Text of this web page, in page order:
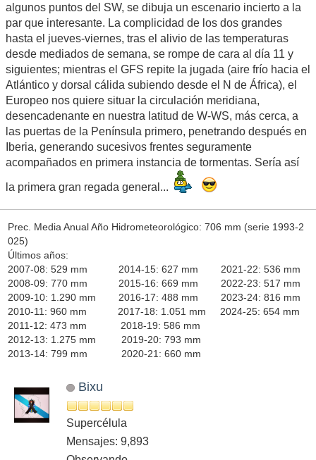
algunos puntos del SW, se dibuja un escenario incierto a la
par que interesante. La complicidad de los dos grandes
hasta el jueves-viernes, tras el alivio de las temperaturas
desde mediados de semana, se rompe de cara al día 11 y
siguientes; mientras el GFS repite la jugada (aire frío hacia el
Atlántico y dorsal cálida subiendo desde el N de África), el
Europeo nos quiere situar la circulación meridiana,
desencadenante en nuestra latitud de W-WS, más cerca, a
las puertas de la Península primero, penetrando después en
Iberia, generando sucesivos frentes seguramente
acompañados en primera instancia de tormentas. Sería así
la primera gran regada general...
Prec. Media Anual Año Hidrometeorológico: 706 mm (serie 1993-2
025)
Últimos años:
2007-08: 529 mm 2014-15: 627 mm 2021-22: 536 mm
2008-09: 770 mm 2015-16: 669 mm 2022-23: 517 mm
2009-10: 1.290 mm 2016-17: 488 mm 2023-24: 816 mm
2010-11: 960 mm 2017-18: 1.051 mm 2024-25: 654 mm
2011-12: 473 mm 2018-19: 586 mm
2012-13: 1.275 mm 2019-20: 793 mm
2013-14: 799 mm 2020-21: 660 mm
Bixu
Supercélula
Mensajes: 9,893